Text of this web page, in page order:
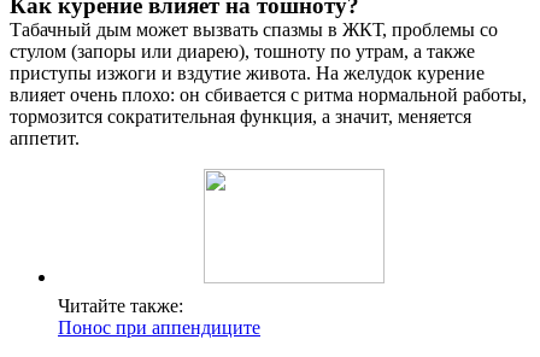
Как курение влияет на тошноту?
Табачный дым может вызвать спазмы в ЖКТ, проблемы со
стулом (запоры или диарею), тошноту по утрам, а также
приступы изжоги и вздутие живота. На желудок курение
влияет очень плохо: он сбивается с ритма нормальной работы,
тормозится сократительная функция, а значит, меняется
аппетит.
Читайте также:
Понос при аппендиците